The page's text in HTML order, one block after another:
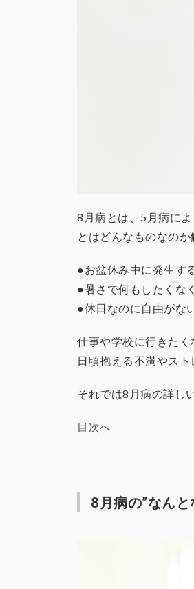
8月病とは、5月病に
とはどんなものなのか
●お盆休み中に発生す
●暑さで何もしたくな
●休日なのに自由がな
仕事や学校に行きた
日頃抱える不満やスト
それでは8月病の詳し
目次へ
8月病の”なん